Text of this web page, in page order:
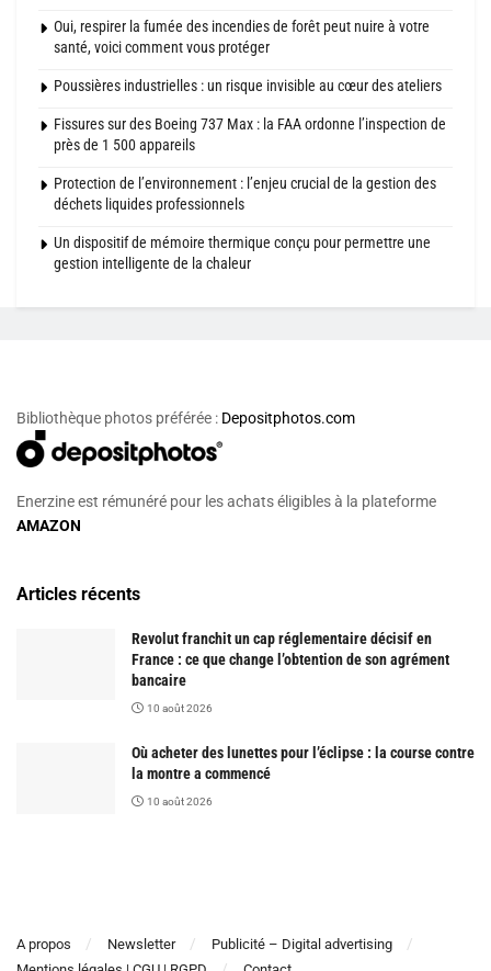
Oui, respirer la fumée des incendies de forêt peut nuire à votre
santé, voici comment vous protéger
Poussières industrielles : un risque invisible au cœur des ateliers
Fissures sur des Boeing 737 Max : la FAA ordonne l’inspection de
près de 1 500 appareils
Protection de l’environnement : l’enjeu crucial de la gestion des
déchets liquides professionnels
Un dispositif de mémoire thermique conçu pour permettre une
gestion intelligente de la chaleur
Bibliothèque photos préférée : Depositphotos.com
Enerzine est rémunéré pour les achats éligibles à la plateforme
AMAZON
Articles récents
Revolut franchit un cap réglementaire décisif en
France : ce que change l’obtention de son agrément
bancaire
10 août 2026
Où acheter des lunettes pour l’éclipse : la course contre
la montre a commencé
10 août 2026
A propos Newsletter
Publicité – Digital advertising